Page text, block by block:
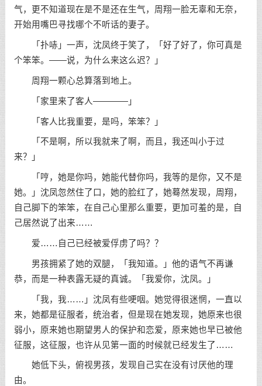
气，更不知道现在是不是还在生气，周翔一脸无辜和无奈，
开始用嘴巴寻找哪个不听话的妻子。
「扑哧」一声，沈凤终于笑了，「好了好了，你可真是
个笨笨。——说，为什么来这么迟？」
周翔一颗心总算落到地上。
「家里来了客人————」
「客人比我重要，是吗，笨笨？」
「不是啊，所以我就来了啊，而且，我还叫小于过
来？」
「哼，她是你吗，她能代替你吗，我等的是你，又不是
她。」沈凤忽然住了口，她的脸红了，她蓦然发现，周翔，
自己脚下的笨笨，在自己心里那么重要，更加可羞的是，自
己居然说了出来……
爱……自己已经被爱俘虏了吗？？
男孩拥紧了她的双腿，「我知道。」他的语气不再谦
恭，而是一种表露无疑的真诚。「我爱你，沈凤。」
「我，我……」沈凤有些哽咽。她觉得很迷惘，一直以
来，她都是征服者，统治者，但是现在她发现，她原来也很
弱小，原来她也期望男人的保护和恋爱，原来她也早已被他
征服，这征服，也许从见第一面的时候就已经发生了……
她低下头，俯视男孩，发现自己实在没有讨厌他的理
由。